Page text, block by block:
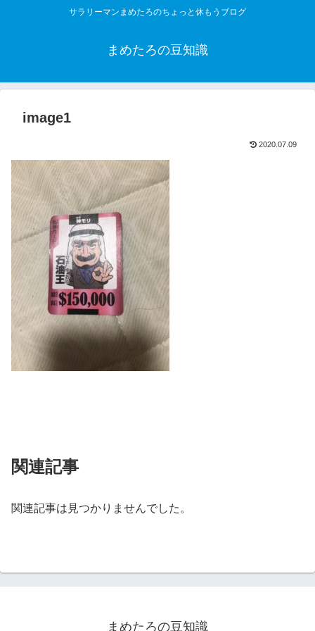
サラリーマンまめたろのちょっと休もうブログ
まめたろの豆知識
image1
2020.07.09
関連記事
関連記事は見つかりませんでした。
まめたろの豆知識